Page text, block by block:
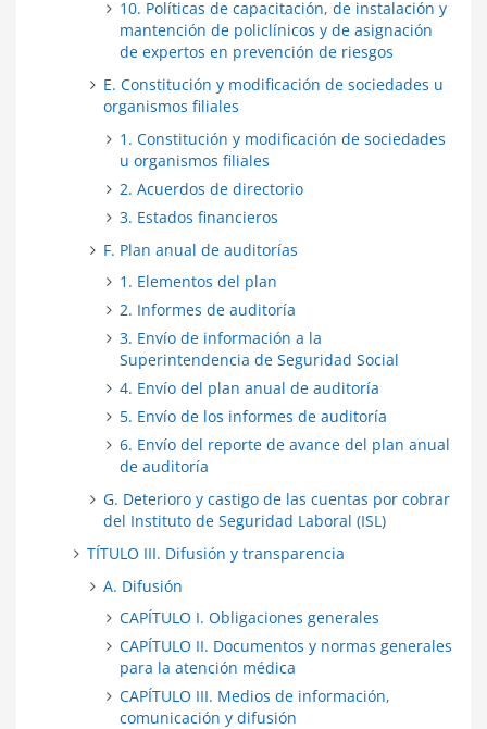
10. Políticas de capacitación, de instalación y
mantención de policlínicos y de asignación
de expertos en prevención de riesgos
E. Constitución y modificación de sociedades u
organismos filiales
1. Constitución y modificación de sociedades
u organismos filiales
2. Acuerdos de directorio
3. Estados financieros
F. Plan anual de auditorías
1. Elementos del plan
2. Informes de auditoría
3. Envío de información a la
Superintendencia de Seguridad Social
4. Envío del plan anual de auditoría
5. Envío de los informes de auditoría
6. Envío del reporte de avance del plan anual
de auditoría
G. Deterioro y castigo de las cuentas por cobrar
del Instituto de Seguridad Laboral (ISL)
TÍTULO III. Difusión y transparencia
A. Difusión
CAPÍTULO I. Obligaciones generales
CAPÍTULO II. Documentos y normas generales
para la atención médica
CAPÍTULO III. Medios de información,
comunicación y difusión